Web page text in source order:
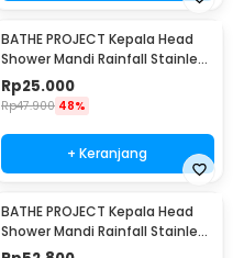
BATHE PROJECT Kepala Head
Shower Mandi Rainfall Stainless
Steel Round 6 Inch - Cosmo
200
Rp25.000
Rp47.900 48%
+ Keranjang
BATHE PROJECT Kepala Head
Shower Mandi Rainfall Stainless
Steel Round 9.5 Inch - Cosmo